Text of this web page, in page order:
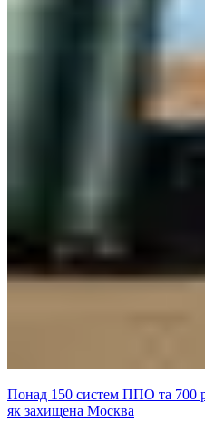
Понад 150 систем ППО та 700
як захищена Москва